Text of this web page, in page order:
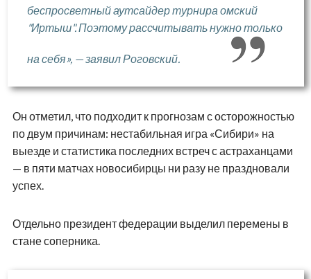
беспросветный аутсайдер турнира омский
"Иртыш". Поэтому рассчитывать нужно только
на себя», — заявил Роговский.
Он отметил, что подходит к прогнозам с осторожностью
по двум причинам: нестабильная игра «Сибири» на
выезде и статистика последних встреч с астраханцами
— в пяти матчах новосибирцы ни разу не праздновали
успех.
Отдельно президент федерации выделил перемены в
стане соперника.